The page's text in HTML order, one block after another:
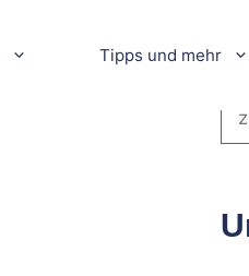
Tipps und mehr